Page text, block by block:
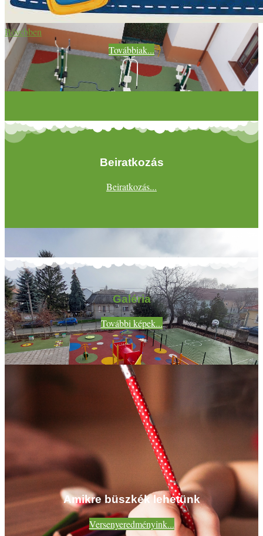
Bővebben
Továbbiak...
Beiratkozás
Beiratkozás...
Galéria
További képek...
Amikre büszkék lehetünk
Versenyeredményink...